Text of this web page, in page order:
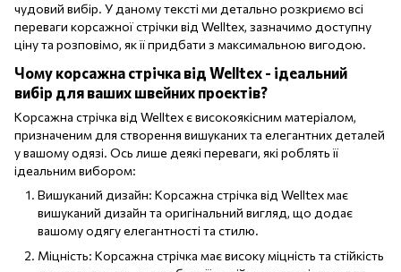
чудовий вибір. У даному тексті ми детально розкриємо всі
переваги корсажної стрічки від Welltex, зазначимо доступну
ціну та розповімо, як її придбати з максимальною вигодою.
Чому корсажна стрічка від Welltex - ідеальний
вибір для ваших швейних проектів?
Корсажна стрічка від Welltex є високоякісним матеріалом,
призначеним для створення вишуканих та елегантних деталей
у вашому одязі. Ось лише деякі переваги, які роблять її
ідеальним вибором:
Вишуканий дизайн: Корсажна стрічка від Welltex має
вишуканий дизайн та оригінальний вигляд, що додає
вашому одягу елегантності та стилю.
Міцність: Корсажна стрічка має високу міцність та стійкість